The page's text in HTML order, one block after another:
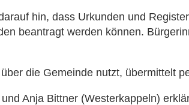
hin, dass Urkunden und
beantragt werden können.
die Gemeinde nutzt, übermittelt
Anja Bittner (Westerkappeln)